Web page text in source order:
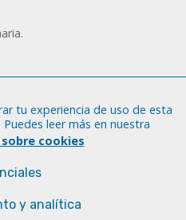
tu experiencia de uso de esta
leer más en nuestra
cookies
y analítica